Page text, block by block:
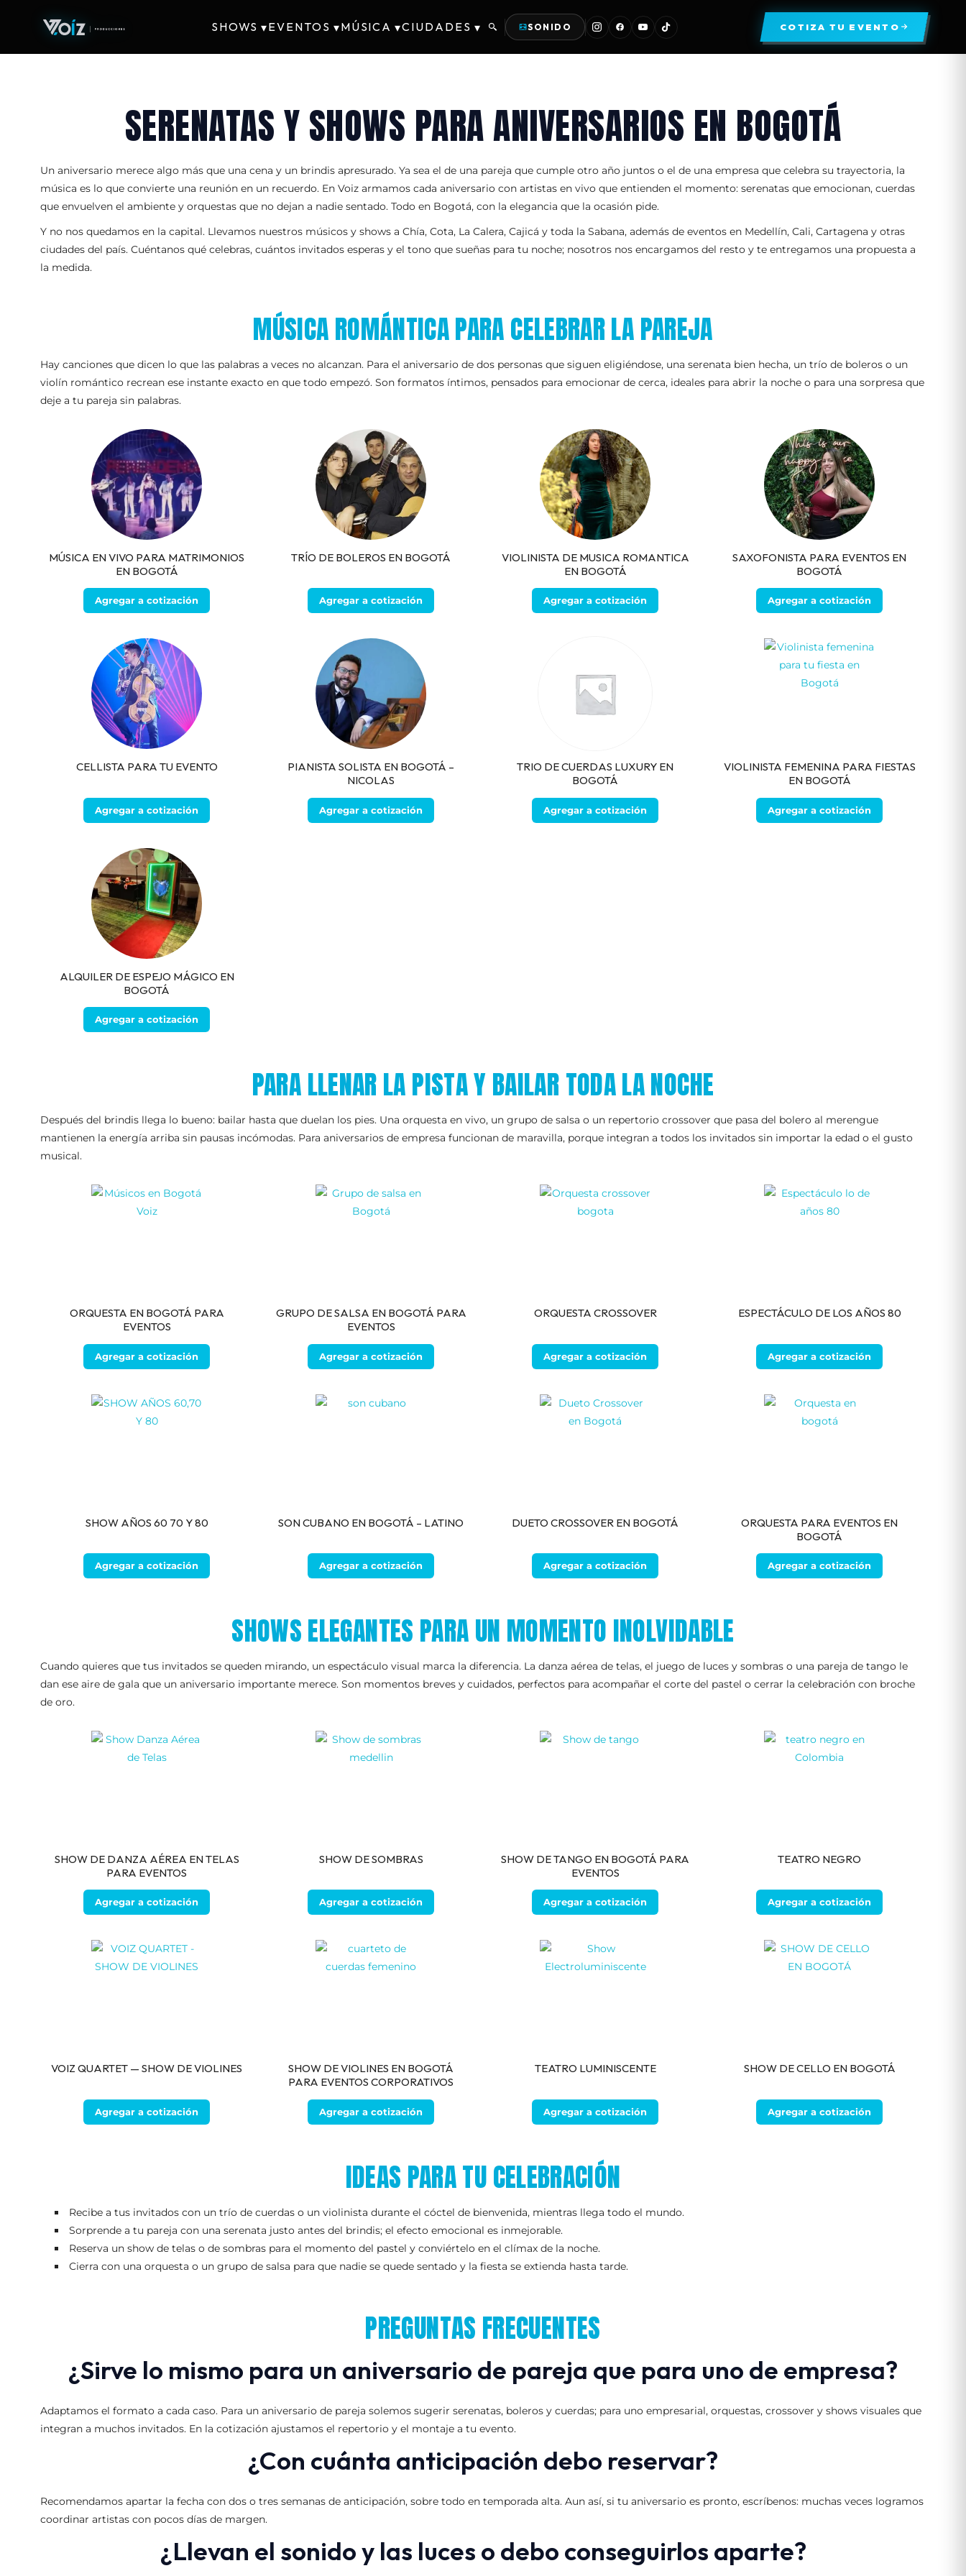
SHOWS ▾EVENTOS ▾MÚSICA ▾CIUDADES ▾ SONIDO COTIZA TU EVENTO
SERENATAS Y SHOWS PARA ANIVERSARIOS EN BOGOTÁ
Un aniversario merece algo más que una cena y un brindis apresurado. Ya sea el de una pareja que cumple otro año juntos o el de una empresa que celebra su trayectoria, la
música es lo que convierte una reunión en un recuerdo. En Voiz armamos cada aniversario con artistas en vivo que entienden el momento: serenatas que emocionan, cuerdas
que envuelven el ambiente y orquestas que no dejan a nadie sentado. Todo en Bogotá, con la elegancia que la ocasión pide.
Y no nos quedamos en la capital. Llevamos nuestros músicos y shows a Chía, Cota, La Calera, Cajicá y toda la Sabana, además de eventos en Medellín, Cali, Cartagena y otras
ciudades del país. Cuéntanos qué celebras, cuántos invitados esperas y el tono que sueñas para tu noche; nosotros nos encargamos del resto y te entregamos una propuesta a
la medida.
MÚSICA ROMÁNTICA PARA CELEBRAR LA PAREJA
Hay canciones que dicen lo que las palabras a veces no alcanzan. Para el aniversario de dos personas que siguen eligiéndose, una serenata bien hecha, un trío de boleros o un
violín romántico recrean ese instante exacto en que todo empezó. Son formatos íntimos, pensados para emocionar de cerca, ideales para abrir la noche o para una sorpresa que
deje a tu pareja sin palabras.
MÚSICA EN VIVO PARA MATRIMONIOS
EN BOGOTÁ
Agregar a cotización
TRÍO DE BOLEROS EN BOGOTÁ
Agregar a cotización
VIOLINISTA DE MUSICA ROMANTICA
EN BOGOTÁ
Agregar a cotización
SAXOFONISTA PARA EVENTOS EN
BOGOTÁ
Agregar a cotización
CELLISTA PARA TU EVENTO
Agregar a cotización
PIANISTA SOLISTA EN BOGOTÁ –
NICOLAS
Agregar a cotización
TRIO DE CUERDAS LUXURY EN
BOGOTÁ
Agregar a cotización
VIOLINISTA FEMENINA PARA FIESTAS
EN BOGOTÁ
Agregar a cotización
ALQUILER DE ESPEJO MÁGICO EN
BOGOTÁ
Agregar a cotización
PARA LLENAR LA PISTA Y BAILAR TODA LA NOCHE
Después del brindis llega lo bueno: bailar hasta que duelan los pies. Una orquesta en vivo, un grupo de salsa o un repertorio crossover que pasa del bolero al merengue
mantienen la energía arriba sin pausas incómodas. Para aniversarios de empresa funcionan de maravilla, porque integran a todos los invitados sin importar la edad o el gusto
musical.
ORQUESTA EN BOGOTÁ PARA
EVENTOS
Agregar a cotización
GRUPO DE SALSA EN BOGOTÁ PARA
EVENTOS
Agregar a cotización
ORQUESTA CROSSOVER
Agregar a cotización
ESPECTÁCULO DE LOS AÑOS 80
Agregar a cotización
SHOW AÑOS 60 70 Y 80
Agregar a cotización
SON CUBANO EN BOGOTÁ – LATINO
Agregar a cotización
DUETO CROSSOVER EN BOGOTÁ
Agregar a cotización
ORQUESTA PARA EVENTOS EN
BOGOTÁ
Agregar a cotización
SHOWS ELEGANTES PARA UN MOMENTO INOLVIDABLE
Cuando quieres que tus invitados se queden mirando, un espectáculo visual marca la diferencia. La danza aérea de telas, el juego de luces y sombras o una pareja de tango le
dan ese aire de gala que un aniversario importante merece. Son momentos breves y cuidados, perfectos para acompañar el corte del pastel o cerrar la celebración con broche
de oro.
SHOW DE DANZA AÉREA EN TELAS
PARA EVENTOS
Agregar a cotización
SHOW DE SOMBRAS
Agregar a cotización
SHOW DE TANGO EN BOGOTÁ PARA
EVENTOS
Agregar a cotización
TEATRO NEGRO
Agregar a cotización
VOIZ QUARTET — SHOW DE VIOLINES
Agregar a cotización
SHOW DE VIOLINES EN BOGOTÁ
PARA EVENTOS CORPORATIVOS
Agregar a cotización
TEATRO LUMINISCENTE
Agregar a cotización
SHOW DE CELLO EN BOGOTÁ
Agregar a cotización
IDEAS PARA TU CELEBRACIÓN
Recibe a tus invitados con un trío de cuerdas o un violinista durante el cóctel de bienvenida, mientras llega todo el mundo.
Sorprende a tu pareja con una serenata justo antes del brindis; el efecto emocional es inmejorable.
Reserva un show de telas o de sombras para el momento del pastel y conviértelo en el clímax de la noche.
Cierra con una orquesta o un grupo de salsa para que nadie se quede sentado y la fiesta se extienda hasta tarde.
PREGUNTAS FRECUENTES
¿Sirve lo mismo para un aniversario de pareja que para uno de empresa?
Adaptamos el formato a cada caso. Para un aniversario de pareja solemos sugerir serenatas, boleros y cuerdas; para uno empresarial, orquestas, crossover y shows visuales que
integran a muchos invitados. En la cotización ajustamos el repertorio y el montaje a tu evento.
¿Con cuánta anticipación debo reservar?
Recomendamos apartar la fecha con dos o tres semanas de anticipación, sobre todo en temporada alta. Aun así, si tu aniversario es pronto, escríbenos: muchas veces logramos
coordinar artistas con pocos días de margen.
¿Llevan el sonido y las luces o debo conseguirlos aparte?